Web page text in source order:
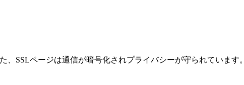
、SSLページは通信が暗号化されプライバシーが守られています。